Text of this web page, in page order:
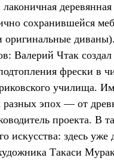
сохранившейся
оригинальные
Валерий Чтак
фрески в
училища. Им
эпох — от
проекта. В
искусства: здесь уже
Такаси